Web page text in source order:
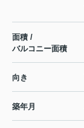
面積 /
バルコニー面積
向き
築年月